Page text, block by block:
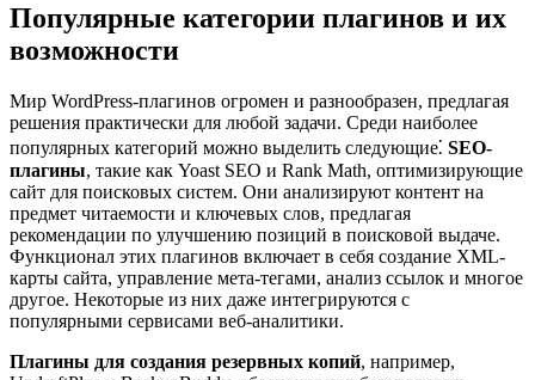
Популярные категории плагинов и их
возможности
Мир WordPress-плагинов огромен и разнообразен, предлагая
решения практически для любой задачи. Среди наиболее
популярных категорий можно выделить следующие⁚ SEO-
плагины, такие как Yoast SEO и Rank Math, оптимизирующие
сайт для поисковых систем. Они анализируют контент на
предмет читаемости и ключевых слов, предлагая
рекомендации по улучшению позиций в поисковой выдаче.
Функционал этих плагинов включает в себя создание XML-
карты сайта, управление мета-тегами, анализ ссылок и многое
другое. Некоторые из них даже интегрируются с
популярными сервисами веб-аналитики.
Плагины для создания резервных копий, например,